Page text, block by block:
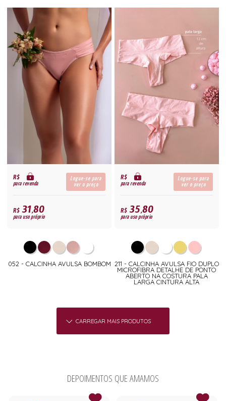
R$
para revenda
Logue-se para
ver o preço
R$31,80
para uso próprio
052 - CALCINHA AVULSA BOMBOM
R$
para revenda
Logue-se para
ver o preço
R$35,80
para uso próprio
211 - CALCINHA AVULSA FIO DUPLO
MICROFIBRA DETALHE DE PONTO
ABERTO NA COSTURA PALA
LARGA CINTURA ALTA
CARREGAR MAIS PRODUTOS
DEPOIMENTOS QUE AMAMOS